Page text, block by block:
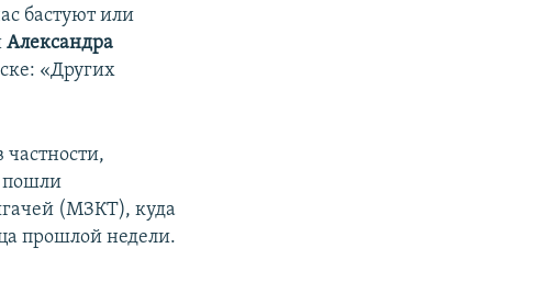
бастуют или
Александра
«Других
частности,
пошли
(МЗКТ), куда
прошлой недели.